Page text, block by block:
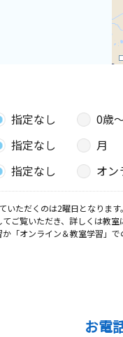
指定なし 0歳
指定なし 月
指定なし オン
ただくのは2曜日となります。
ご覧いただき、詳しくは教
「オンライン＆教室学習」
お電